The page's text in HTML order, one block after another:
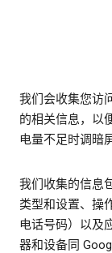
我们会收集您访
的相关信息，以
电量不足时调暗
我们收集的信息
类型和设置、操
电话号码）以及
器和设备同